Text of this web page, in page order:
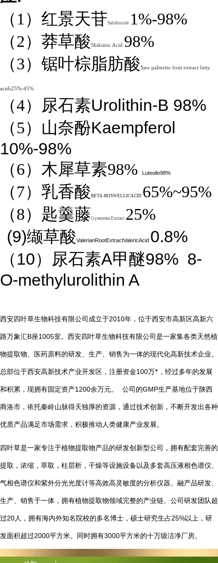
（1）红景天苷Salidroside 1%-98%
（2）莽草酸Shikimic Acid 98%
（3）锯叶棕脂肪酸Saw palmetto fruit extract fatty
acids25%-45%
（4） 尿石素Urolithin-B 98%
（5）山奈酚Kaempferol
10%-98%
（6）木犀草素98% Luteolin98%
（7）乳香酸 BETA-BOSWELLICACID 65%~95%
（8）匙羹藤Gymnema Extract 25%
(9)缬草酸ValerianRootExtractValericAcid 0.8%
（10）尿石素A甲醚98% 8-
O-methylurolithin A
西安四叶草生物科技有限公司成立于2010年，位于西安市高新区高新六
路万象汇B座1005室。西安四叶草生物科技有限公司是一家集各类天然植
物提取物、医药原料的研发、生产、销售为一体的现代化高新技术企业。
总部位于西安高新技术产业开发区，注册资金100万*，经过多年的发展
和积累，现拥有固定资产1200余万元。 公司的GMP生产基地位于陕西
商洛市，依托秦岭山脉得天独厚的资源，通过技术创新，不断开发出各种
优质产品满足市场需求，积极推动人类健康产业发展。
四叶草是一家专注于植物提取物产品的研发创新型公司，拥有配套完善的
提取，浓缩，萃取，柱层析，干燥等设施设备以及多套高压液相色谱仪、
气相色谱仪和紫外分光光度计等高效高灵敏度的分析仪器。融产品研发、
生产、销售于一体，拥有植物提取物领域完整的产业链。公司研发团队超
过20人，拥有海内外知名院校的多名博士，硕士研究生占25%以上，研
发面积超过2000平方米。同时拥有3000平方米的十万级洁净厂房。